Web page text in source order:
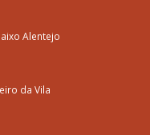
Alentejo
da Vila